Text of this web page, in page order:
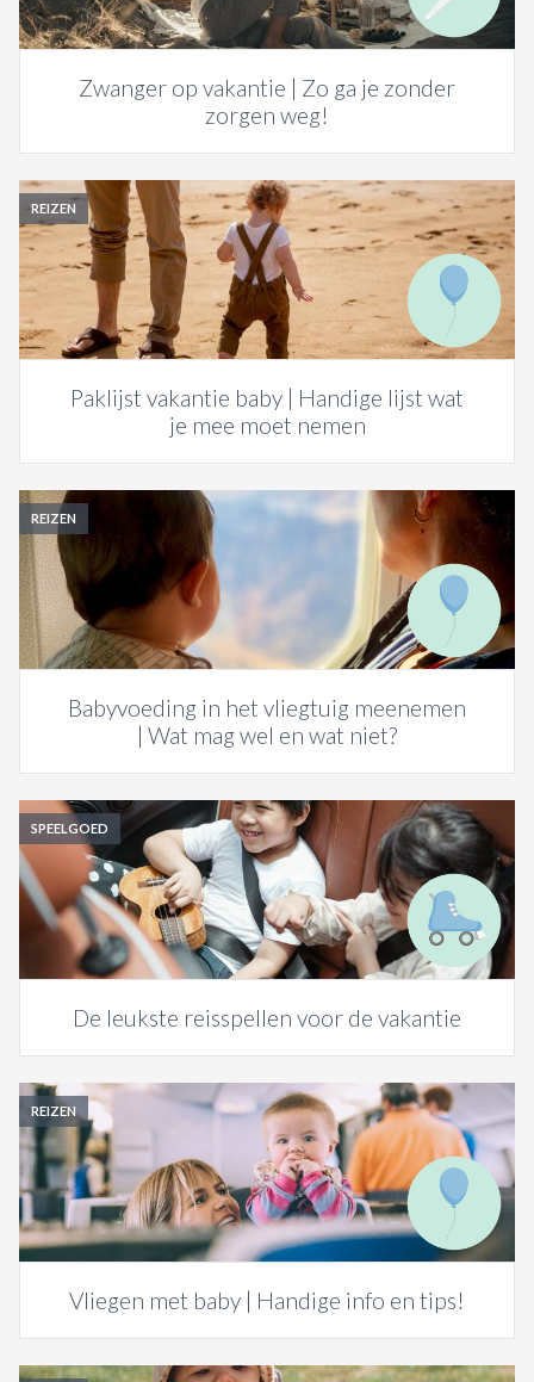
Zwanger op vakantie | Zo ga je zonder
zorgen weg!
REIZEN
Paklijst vakantie baby | Handige lijst wat
je mee moet nemen
REIZEN
Babyvoeding in het vliegtuig meenemen
| Wat mag wel en wat niet?
SPEELGOED
De leukste reisspellen voor de vakantie
REIZEN
Vliegen met baby | Handige info en tips!